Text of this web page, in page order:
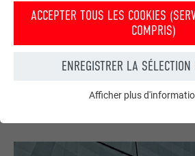
Votre maison au look PREFA
Nous vous présentons un montage
DEMANDER UN MONTAGE PHOTO
ACCEPTER TOUS LES COOKIES
COMPRIS)
ENREGISTRER LA
Internet fonctionne correctement.
Afficher plus